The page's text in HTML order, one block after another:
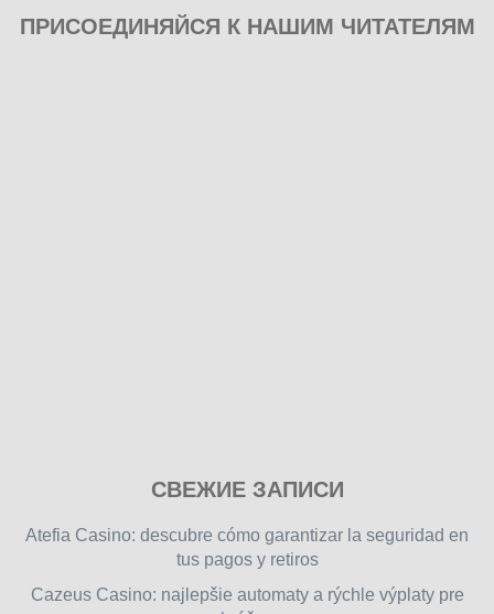
ПРИСОЕДИНЯЙСЯ К НАШИМ ЧИТАТЕЛЯМ
free
games
СВЕЖИЕ ЗАПИСИ
Atefia Casino: descubre cómo garantizar la seguridad en
tus pagos y retiros
Cazeus Casino: najlepšie automaty a rýchle výplaty pre